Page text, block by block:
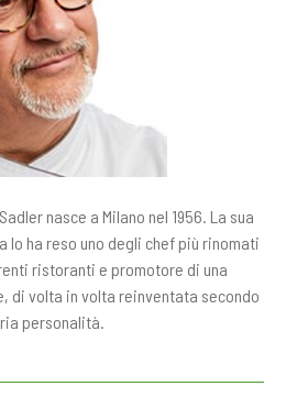
nasce a Milano nel 1956. La sua
lo ha reso uno degli chef più rinomati
ristoranti e promotore di una
di volta in volta reinventata secondo
personalità.